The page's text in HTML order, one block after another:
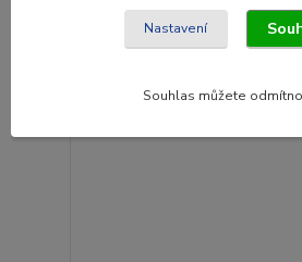
Nastavení
Souhlas můžete